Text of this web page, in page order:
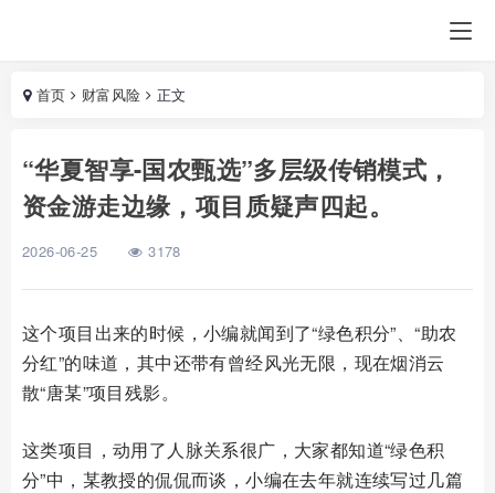
首页 财富风险 正文
“华夏智享-国农甄选”多层级传销模式，
资金游走边缘，项目质疑声四起。
2026-06-25 3178
这个项目出来的时候，小编就闻到了“绿色积分”、“助农
分红”的味道，其中还带有曾经风光无限，现在烟消云
散“唐某”项目残影。
这类项目，动用了人脉关系很广，大家都知道“绿色积
分”中，某教授的侃侃而谈，小编在去年就连续写过几篇